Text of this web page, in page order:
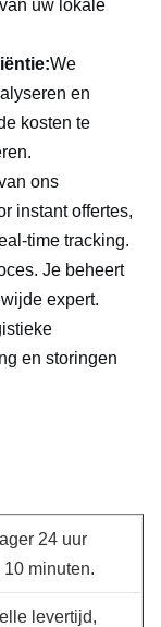
uw lokale
We
en
kosten te
ons
instant offertes,
time tracking.
Je beheert
expert.
en storingen
24 uur
minuten.
levertijd,